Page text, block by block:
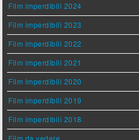
Film imperdibili 2024
Film imperdibili 2023
Film imperdibili 2022
Film imperdibili 2021
Film imperdibili 2020
Film imperdibili 2019
Film imperdibili 2018